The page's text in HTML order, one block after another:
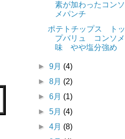
素が加わったコンソ
メパンチ
ポテトチップス トッ
プバリュ コンソメ
味 やや塩分強め
►9月 (4)
►8月 (2)
►6月 (1)
►5月 (4)
►4月 (8)